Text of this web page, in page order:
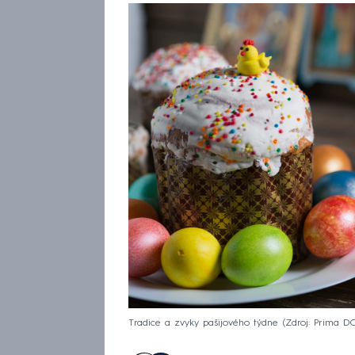
Tradice a zvyky pašijového týdne Zdroj: Prima